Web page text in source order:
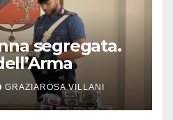
segregata.
GRAZIAROSA VILLANI